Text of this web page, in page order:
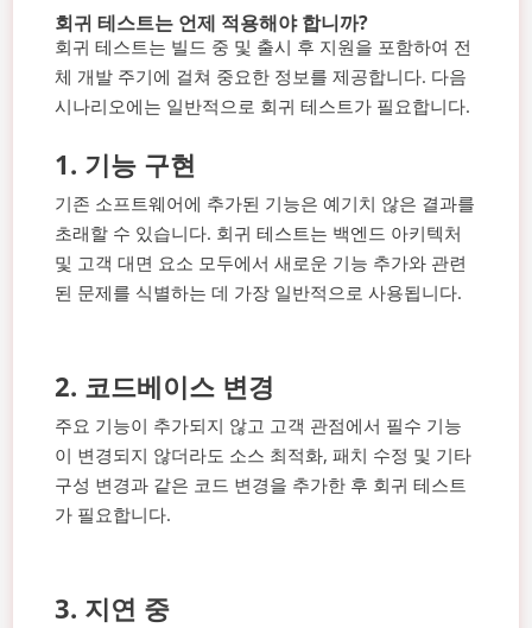
회귀 테스트는 언제 적용해야 합니까?
회귀 테스트는 빌드 중 및 출시 후 지원을 포함하여 전
체 개발 주기에 걸쳐 중요한 정보를 제공합니다. 다음
시나리오에는 일반적으로 회귀 테스트가 필요합니다.
1. 기능 구현
기존 소프트웨어에 추가된 기능은 예기치 않은 결과를
초래할 수 있습니다. 회귀 테스트는 백엔드 아키텍처
및 고객 대면 요소 모두에서 새로운 기능 추가와 관련
된 문제를 식별하는 데 가장 일반적으로 사용됩니다.
2. 코드베이스 변경
주요 기능이 추가되지 않고 고객 관점에서 필수 기능
이 변경되지 않더라도 소스 최적화, 패치 수정 및 기타
구성 변경과 같은 코드 변경을 추가한 후 회귀 테스트
가 필요합니다.
3. 지연 중